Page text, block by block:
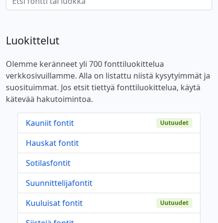
Luokittelut
Olemme keränneet yli 700 fonttiluokittelua
verkkosivuillamme. Alla on listattu niistä kysytyimmät ja
suosituimmat. Jos etsit tiettyä fonttiluokittelua, käytä
kätevää hakutoimintoa.
Kauniit fontit Uutuudet
Hauskat fontit
Sotilasfontit
Suunnittelijafontit
Kuuluisat fontit
Uutuudet